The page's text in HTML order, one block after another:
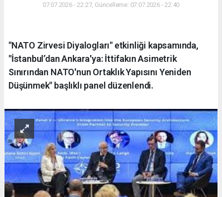
07.07.2026 - 22:27, Güncelleme: 07.07.2026 - 22:40
"NATO Zirvesi Diyalogları" etkinliği kapsamında,
"İstanbul’dan Ankara'ya: İttifakın Asimetrik
Sınırından NATO'nun Ortaklık Yapısını Yeniden
Düşünmek" başlıklı panel düzenlendi.